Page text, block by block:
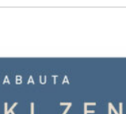
że wiara w Boga nie
sens i pociechę. W czasach
Boga jako źródła
decyzji o tym, jak
jest tylko trzciną,